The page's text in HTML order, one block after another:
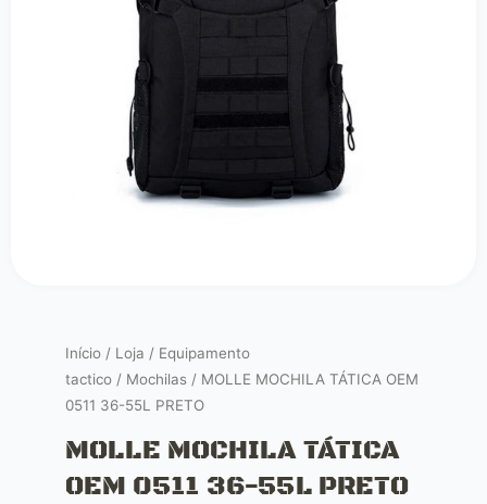
Início / Loja / Equipamento
tactico / Mochilas / MOLLE MOCHILA TÁTICA OEM
0511 36-55L PRETO
MOLLE MOCHILA TÁTICA
OEM 0511 36-55L PRETO